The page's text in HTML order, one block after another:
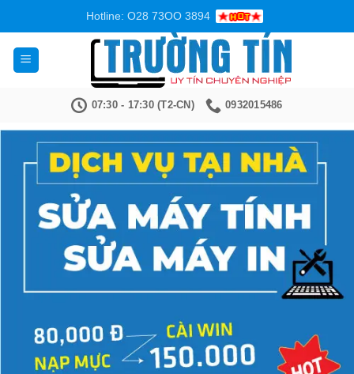
nội
dung
Hotline: O28 73OO 3894
07:30 - 17:30 (T2-CN) 0932015486